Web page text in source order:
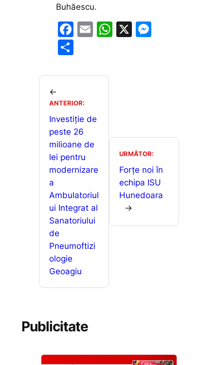
Buhăescu.
F
e
o
o
k
E
l
W X
er
ta
a
z
ă
←
ANTERIOR:
Investiție de
peste 26
milioane de
lei pentru
modernizare
a
Ambulatoriul
ui Integrat al
Sanatoriului
de
Pneumoftizi
ologie
Geoagiu
URMĂTOR:
Forțe noi în
echipa ISU
Hunedoara
→
Publicitate